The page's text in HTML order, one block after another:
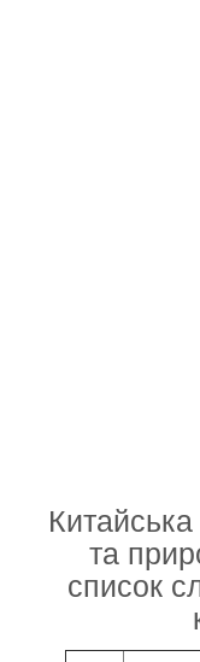
та
список